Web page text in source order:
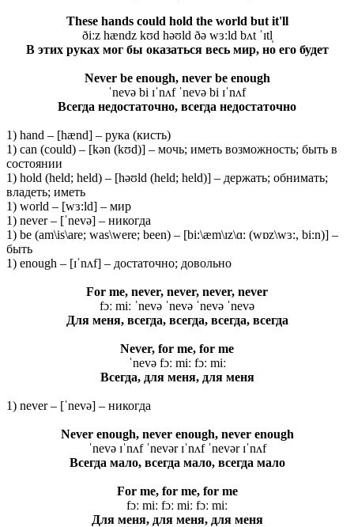
These hands could hold the world but it'll
ðiːz hændz kʊd həʊld ðə wɜːld bʌt ˈɪtl̩
В этих руках мог бы оказаться весь мир, но его будет
Never be enough, never be enough
ˈnevə bi ɪˈnʌf ˈnevə bi ɪˈnʌf
Всегда недостаточно, всегда недостаточно
1) hand – [hænd] – рука (кисть)
1) can (could) – [kən (kʊd)] – мочь; иметь возможность; быть в
состоянии
1) hold (held; held) – [həʊld (held; held)] – держать; обнимать;
владеть; иметь
1) world – [wɜ:ld] – мир
1) never – [ˈnevə] – никогда
1) be (am\is\are; was\were; been) – [bi:\æm\ɪz\ɑ: (wɒz\wɜ:, bi:n)] –
быть
1) enough – [ɪˈnʌf] – достаточно; довольно
For me, never, never, never, never
fɔː miː ˈnevə ˈnevə ˈnevə ˈnevə
Для меня, всегда, всегда, всегда, всегда
Never, for me, for me
ˈnevə fɔː miː fɔː miː
Всегда, для меня, для меня
1) never – [ˈnevə] – никогда
Never enough, never enough, never enough
ˈnevə ɪˈnʌf ˈnevər ɪˈnʌf ˈnevər ɪˈnʌf
Всегда мало, всегда мало, всегда мало
For me, for me, for me
fɔː miː fɔː miː fɔː miː
Для меня, для меня, для меня